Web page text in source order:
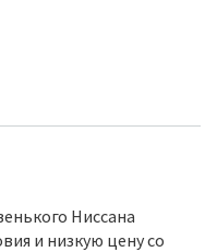
Ниссана
и низкую цену со